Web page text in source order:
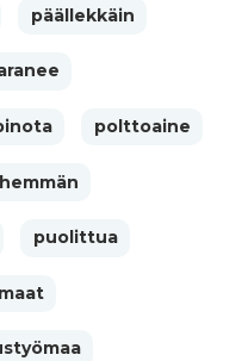
päällekkäin
polttoaine
puolittua